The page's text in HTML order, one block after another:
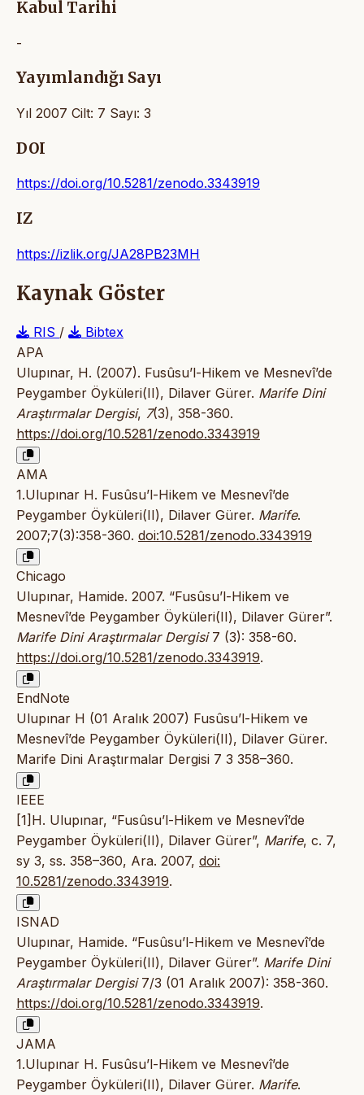
Kabul Tarihi
-
Yayımlandığı Sayı
Yıl 2007 Cilt: 7 Sayı: 3
DOI
https://doi.org/10.5281/zenodo.3343919
IZ
https://izlik.org/JA28PB23MH
Kaynak Göster
RIS /
Bibtex
APA
Ulupınar, H. (2007). Fusûsu’l-Hikem ve Mesnevî’de
Peygamber Öyküleri(II), Dilaver Gürer. Marife Dini
Araştırmalar Dergisi, 7(3), 358-360.
https://doi.org/10.5281/zenodo.3343919
AMA
1.Ulupınar H. Fusûsu’l-Hikem ve Mesnevî’de
Peygamber Öyküleri(II), Dilaver Gürer. Marife.
2007;7(3):358-360. doi:10.5281/zenodo.3343919
Chicago
Ulupınar, Hamide. 2007. “Fusûsu’l-Hikem ve
Mesnevî’de Peygamber Öyküleri(II), Dilaver Gürer”.
Marife Dini Araştırmalar Dergisi7 (3): 358-60.
https://doi.org/10.5281/zenodo.3343919.
EndNote
Ulupınar H (01 Aralık 2007) Fusûsu’l-Hikem ve
Mesnevî’de Peygamber Öyküleri(II), Dilaver Gürer.
Marife Dini Araştırmalar Dergisi 7 3 358–360.
IEEE
[1]H. Ulupınar, “Fusûsu’l-Hikem ve Mesnevî’de
Peygamber Öyküleri(II), Dilaver Gürer”, Marife, c. 7,
sy 3, ss. 358–360, Ara. 2007, doi:
10.5281/zenodo.3343919.
ISNAD
Ulupınar, Hamide. “Fusûsu’l-Hikem ve Mesnevî’de
Peygamber Öyküleri(II), Dilaver Gürer”. Marife Dini
Araştırmalar Dergisi7/3 (01 Aralık 2007): 358-360.
https://doi.org/10.5281/zenodo.3343919.
JAMA
1.Ulupınar H. Fusûsu’l-Hikem ve Mesnevî’de
Peygamber Öyküleri(II), Dilaver Gürer. Marife.